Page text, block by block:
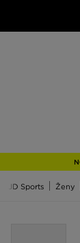
JD Sports Ženy